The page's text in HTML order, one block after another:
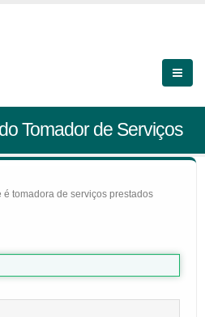
Tomador de Serviços
tomadora de serviços prestados